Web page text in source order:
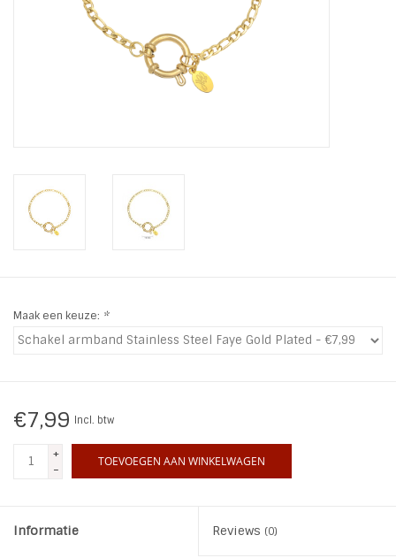
LIFESTYLE PRODUCTEN
SALE
Maak een keuze: *
€7,99 Incl. btw
+
-
TOEVOEGEN AAN WINKELWAGEN
Informatie Reviews (0)